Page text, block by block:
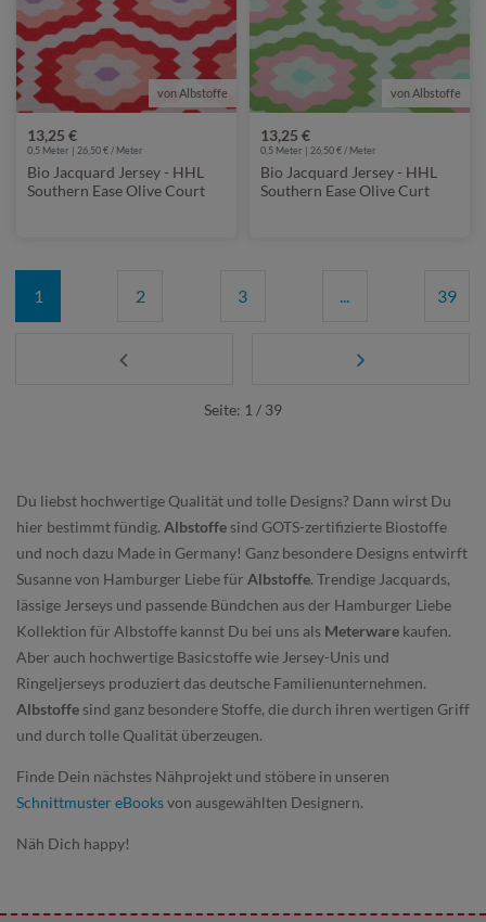
von Albstoffe
13,25 €
0,5 Meter | 26,50 € / Meter
Bio Jacquard Jersey - HHL
Southern Ease Olive Court
von Albstoffe
13,25 €
0,5 Meter | 26,50 € / Meter
Bio Jacquard Jersey - HHL
Southern Ease Olive Curt
1 2 3 ... 39
Seite: 1 / 39
Du liebst hochwertige Qualität und tolle Designs? Dann wirst Du
hier bestimmt fündig. Albstoffe sind GOTS-zertifizierte Biostoffe
und noch dazu Made in Germany! Ganz besondere Designs entwirft
Susanne von Hamburger Liebe für Albstoffe. Trendige Jacquards,
lässige Jerseys und passende Bündchen aus der Hamburger Liebe
Kollektion für Albstoffe kannst Du bei uns als Meterware kaufen.
Aber auch hochwertige Basicstoffe wie Jersey-Unis und
Ringeljerseys produziert das deutsche Familienunternehmen.
Albstoffe sind ganz besondere Stoffe, die durch ihren wertigen Griff
und durch tolle Qualität überzeugen.
Finde Dein nächstes Nähprojekt und stöbere in unseren
Schnittmuster eBooksvon ausgewählten Designern.
Näh Dich happy!